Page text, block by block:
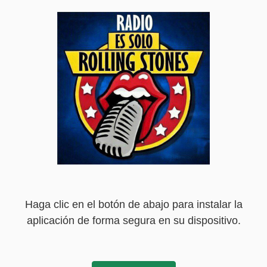
Haga clic en el botón de abajo para instalar la
aplicación de forma segura en su dispositivo.